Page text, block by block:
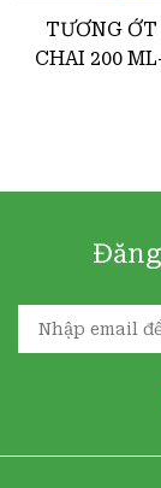
TƯƠNG
CHAI 200